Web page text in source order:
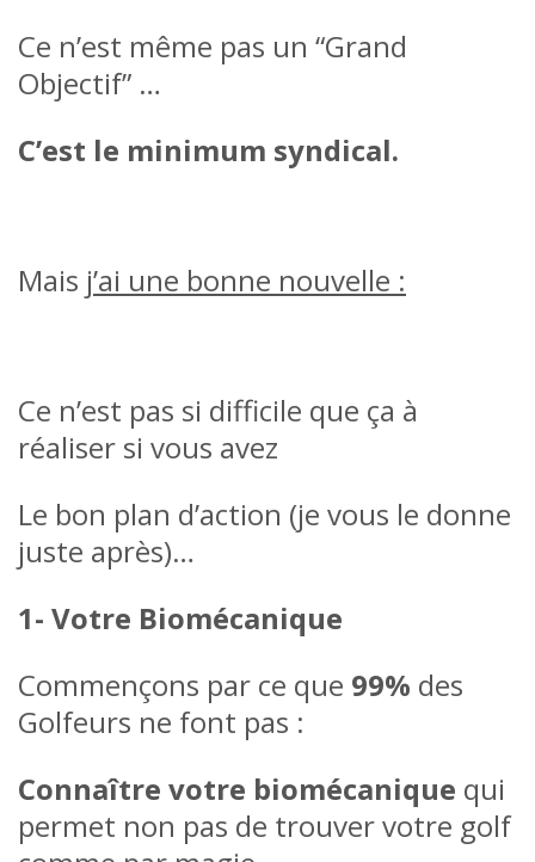
Ce n’est même pas un “Grand
Objectif” …
C’est le minimum syndical.
Mais j’ai une bonne nouvelle :
Ce n’est pas si difficile que ça à
réaliser si vous avez
Le bon plan d’action (je vous le donne
juste après)…
1- Votre Biomécanique
Commençons par ce que 99% des
Golfeurs ne font pas :
Connaître votre biomécanique qui
permet non pas de trouver votre golf